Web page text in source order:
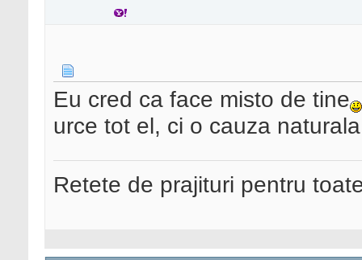
Eu cred ca face misto de tine
urce tot el, ci o cauza
Retete de prajituri pentru